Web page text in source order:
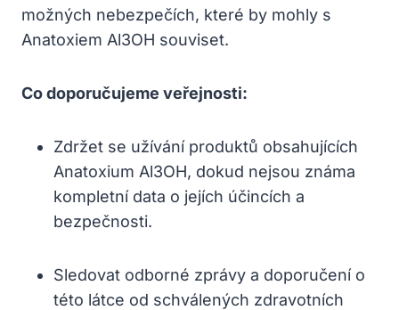
možných nebezpečích, které by mohly s
Anatoxiem Al3OH souviset.
Co doporučujeme veřejnosti:
Zdržet se užívání produktů obsahujících
Anatoxium Al3OH, dokud nejsou známa
kompletní data o jejích účincích a
bezpečnosti.
Sledovat odborné zprávy a doporučení o
této látce od schválených zdravotních